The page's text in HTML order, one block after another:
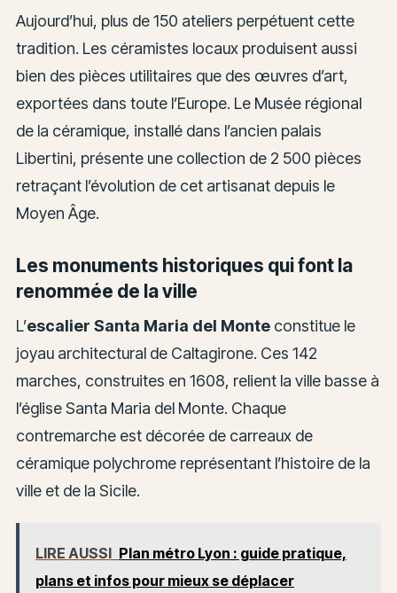
Aujourd’hui, plus de 150 ateliers perpétuent cette
tradition. Les céramistes locaux produisent aussi
bien des pièces utilitaires que des œuvres d’art,
exportées dans toute l’Europe. Le Musée régional
de la céramique, installé dans l’ancien palais
Libertini, présente une collection de 2 500 pièces
retraçant l’évolution de cet artisanat depuis le
Moyen Âge.
Les monuments historiques qui font la
renommée de la ville
L’escalier Santa Maria del Monteconstitue le
joyau architectural de Caltagirone. Ces 142
marches, construites en 1608, relient la ville basse à
l’église Santa Maria del Monte. Chaque
contremarche est décorée de carreaux de
céramique polychrome représentant l’histoire de la
ville et de la Sicile.
LIRE AUSSI Plan métro Lyon : guide pratique,
plans et infos pour mieux se déplacer